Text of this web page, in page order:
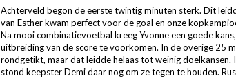
Achterveld begon de eerste twintig minuten sterk. Dit
van Esther kwam perfect voor de goal en onze
Na mooi combinatievoetbal kreeg Yvonne een goede
uitbreiding van de score te voorkomen. In de overige 25
rondgetikt, maar dat leidde helaas tot weinig doelkansen.
stond keepster Demi daar nog om ze tegen te houden.